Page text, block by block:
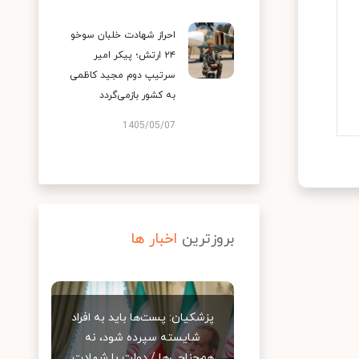
احراز شهادت خلبان سوخو
۲۴ ارتش؛ پیکر امیر
سرتیپ دوم مجید کاظمی
به کشور بازمی‌گردد
1405/05/07
بروزترین اخبار ها
پزشکیان: پست‌ها باید به افراد
شایسته سپرده شود، نه